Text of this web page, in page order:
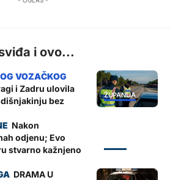
i ovo...
ŽUPANIJA
i Zadru ulovila
bez
Nakon
odjenu; Evo
stvarno kažnjeno
DRAMA U